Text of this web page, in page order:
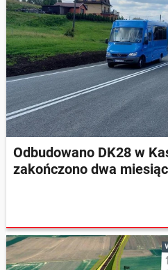
Odbudowano DK28 w
zakończono dwa